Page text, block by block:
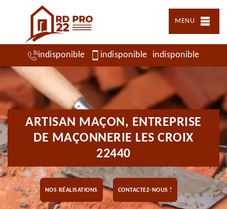
MENU
indisponible indisponible indisponible
ARTISAN MAÇON, ENTREPRISE
DE MAÇONNERIE LES CROIX
22440
NOS RÉALISATIONS CONTACTEZ-NOUS !